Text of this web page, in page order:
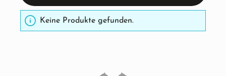
Keine Produkte gefunden.